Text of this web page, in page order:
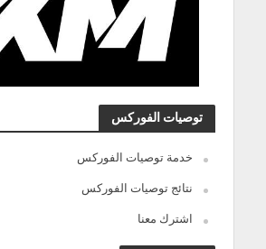
توصيات الفوركس
خدمة توصيات الفوركس
نتائج توصيات الفوركس
اشترك معنا